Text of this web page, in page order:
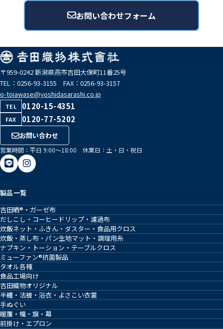
お問い合わせフォーム
〒959-0242 新潟県燕市吉田大保町11番25号
TEL：0256-93-3155 FAX：0256-93-3157
o-toiawase@yoshidasarashi.co.jp
TEL 0120-15-4351
FAX 0120-77-5202
お問い合わせ
営業時間：平日 9:00〜18:00 休業日：土・日・祝日
製品一覧
吉田晒®・ガーゼ布
だしこし・コーヒードリップ・濾過布
炊飯ネット・ふきん・ダスター・食品用クロス
炊飯・蒸し布・パン生地マット・調理用糸
ナプキン・トーション・テーブルクロス
ミューファン®抗菌製品
タオル各種
食品工場向け
吉田織物オリジナル
半纏・法被・浴衣・よさこい衣裳
手ぬぐい
暖簾・幟・旗・幕
前掛け・エプロン